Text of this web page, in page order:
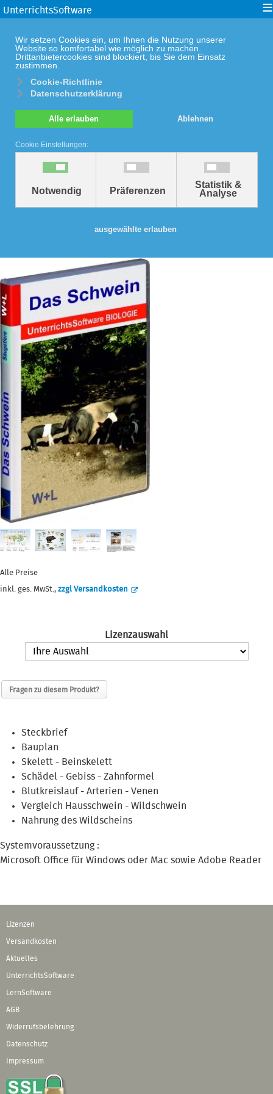
Wir setzen Cookies ein, um Ihnen die Nutzung unserer
Website so komfortabel wie möglich zu machen.
Drittanbietercookies sind blockiert, bis Sie dem Einsatz
zustimmen.
Cookie-Richtlinie
Datenschutzerklärung
Alle erlauben Ablehnen
Cookie Einstellungen:
Notwendig Präferenzen
Statistik &
Analyse
ausgewählte erlauben
Zurück zu: UnterrichtsSoftware Biologie
UnterrichtsSoftware Das
Alle Preise
inkl. ges. MwSt., zzgl Versandkosten
Lizenzauswahl
Fragen zu diesem Produkt?
Steckbrief
Bauplan
Skelett - Beinskelett
Schädel - Gebiss - Zahnformel
Blutkreislauf - Arterien - Venen
Vergleich Hausschwein - Wildschwein
Nahrung des Wildscheins
Systemvoraussetzung :
Microsoft Office für Windows oder Mac sowie Adobe Reader
Lizenzen
Versandkosten
Aktuelles
UnterrichtsSoftware
LernSoftware
AGB
Widerrufsbelehrung
Datenschutz
Impressum
UnterrichtsSoftware ≡